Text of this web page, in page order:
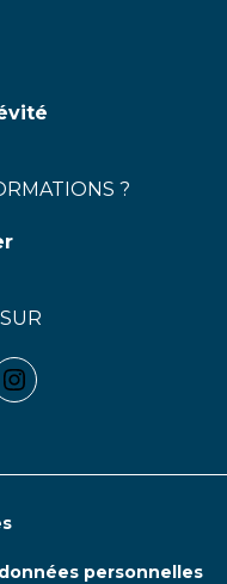
?
Clariane- Clariane
Instagram - Clariane
personnelles